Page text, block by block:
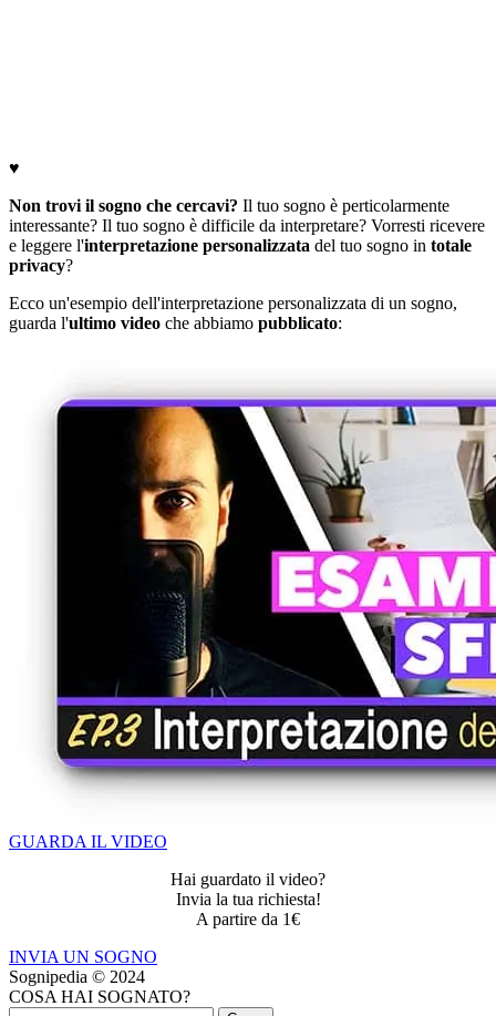
♥
Non trovi il sogno che cercavi? Il tuo sogno è perticolarmente
interessante? Il tuo sogno è difficile da interpretare? Vorresti ricevere
e leggere l'interpretazione personalizzata del tuo sogno in totale
privacy?
Ecco un'esempio dell'interpretazione personalizzata di un sogno,
guarda l'ultimo video che abbiamo pubblicato:
GUARDA IL VIDEO
Hai guardato il video?
Invia la tua richiesta!
A partire da 1€
INVIA UN SOGNO
Sognipedia © 2024
COSA HAI SOGNATO?